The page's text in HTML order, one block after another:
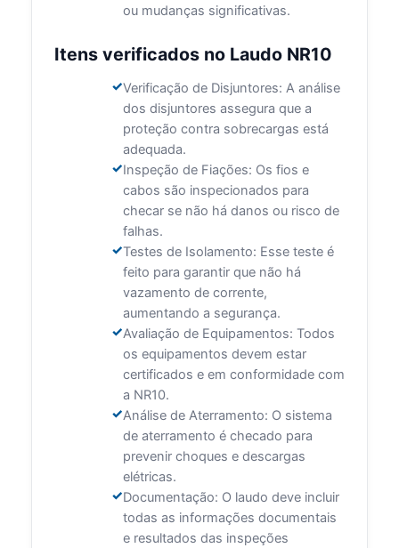
ou mudanças significativas.
Itens verificados no Laudo NR10
Verificação de Disjuntores: A análise
dos disjuntores assegura que a
proteção contra sobrecargas está
adequada.
Inspeção de Fiações: Os fios e
cabos são inspecionados para
checar se não há danos ou risco de
falhas.
Testes de Isolamento: Esse teste é
feito para garantir que não há
vazamento de corrente,
aumentando a segurança.
Avaliação de Equipamentos: Todos
os equipamentos devem estar
certificados e em conformidade com
a NR10.
Análise de Aterramento: O sistema
de aterramento é checado para
prevenir choques e descargas
elétricas.
Documentação: O laudo deve incluir
todas as informações documentais
e resultados das inspeções